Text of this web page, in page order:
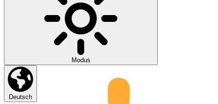
Modus
Deutsch